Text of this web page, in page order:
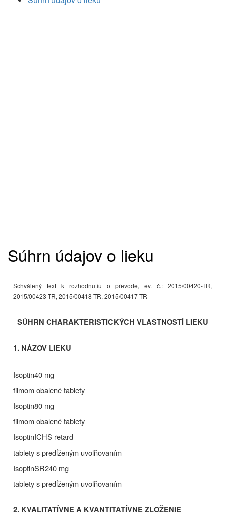
Súhrn údajov o lieku
Schválený text k rozhodnutiu o prevode, ev. č.: 2015/00420-TR,
2015/00423-TR, 2015/00418-TR, 2015/00417-TR
SÚHRN CHARAKTERISTICKÝCH VLASTNOSTÍ LIEKU
1. NÁZOV LIEKU
Isoptin40 mg
filmom obalené tablety
Isoptin80 mg
filmom obalené tablety
IsoptinICHS retard
tablety s predĺženým uvoľňovaním
IsoptinSR240 mg
tablety s predĺženým uvoľňovaním
2. KVALITATÍVNE A KVANTITATÍVNE ZLOŽENIE